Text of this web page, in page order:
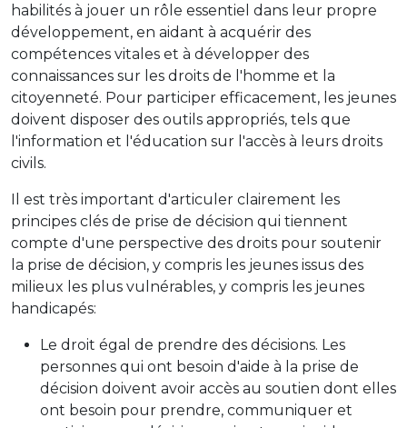
habilités à jouer un rôle essentiel dans leur propre
développement, en aidant à acquérir des
compétences vitales et à développer des
connaissances sur les droits de l'homme et la
citoyenneté. Pour participer efficacement, les jeunes
doivent disposer des outils appropriés, tels que
l'information et l'éducation sur l'accès à leurs droits
civils.
Il est très important d'articuler clairement les
principes clés de prise de décision qui tiennent
compte d'une perspective des droits pour soutenir
la prise de décision, y compris les jeunes issus des
milieux les plus vulnérables, y compris les jeunes
handicapés:
Le droit égal de prendre des décisions. Les
personnes qui ont besoin d'aide à la prise de
décision doivent avoir accès au soutien dont elles
ont besoin pour prendre, communiquer et